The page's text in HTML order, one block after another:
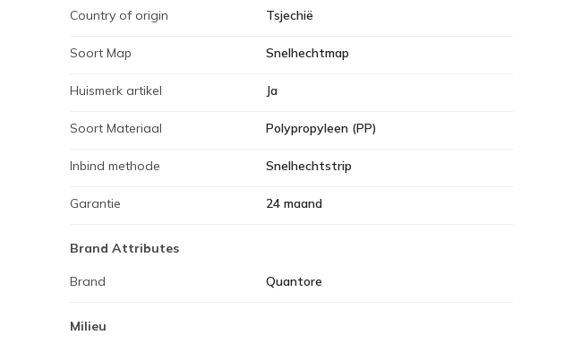
Country of origin Tsjechië
Soort Map Snelhechtmap
Huismerk artikel Ja
Soort Materiaal Polypropyleen (PP)
Inbind methode Snelhechtstrip
Garantie 24 maand
Brand Attributes
Brand Quantore
Milieu